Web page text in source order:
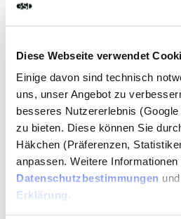
Diese Webseite verwendet
Einige davon sind technisch
uns, unser Angebot zu
besseres Nutzererlebnis
zu bieten. Diese können Sie
Häkchen (Präferenzen,
anpassen. Weitere Informationen
Datenschutzbestimmungen
Erklärung .
Auch in Hamburg, das in den
von sich reden gemacht hatte,
recht ruhig. Tatsache ist
Partymachen nicht auf den
Sicherheitsdienste verzichtet
in diesem Jahr nicht nur für
Großstädte, aber auch kleinere
Deutschland. So berichteten die
landesweit von friedlichen
dankprivater Security
Zusammenarbeit mit den